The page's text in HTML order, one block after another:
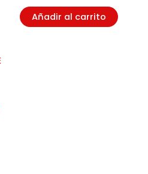
Añadir al carrito